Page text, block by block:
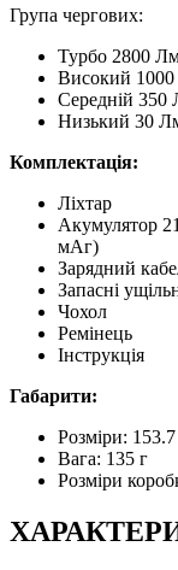
Група чергових:
Турбо 2800
Високий
Середній 350
Низький 30
Комплектація:
Ліхтар
Акумулятор
мАг)
Зарядний
Запасні
Чохол
Ремінець
Інструкція
Габарити:
Розміри:
Вага: 135 г
Розміри